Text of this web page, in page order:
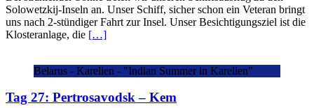
Solowetzkij-Inseln an. Unser Schiff, sicher schon ein Veteran bringt
uns nach 2-stündiger Fahrt zur Insel. Unser Besichtigungsziel ist die
Klosteranlage, die […]
Belarus - Karelien - "Indian Summer in Karelien"
Tag 27: Pertrosavodsk – Kem